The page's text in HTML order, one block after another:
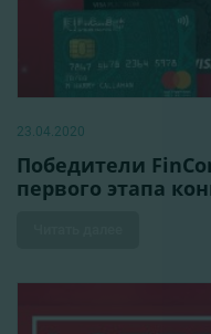
23.04.2020
Победители
первого этапа